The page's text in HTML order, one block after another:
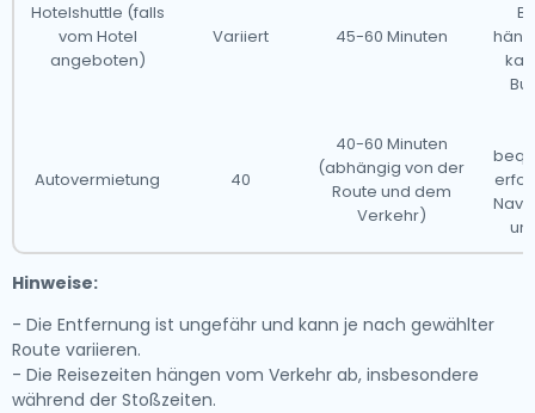
Hotelshuttle (falls
vom Hotel
angeboten)
Variiert 45-60 Minuten
Autovermietung 40
40-60 Minuten
(abhängig von der
Route und dem
Verkehr)
Hinweise:
- Die Entfernung ist ungefähr und kann je nach gewählter
Route variieren.
- Die Reisezeiten hängen vom Verkehr ab, insbesondere
während der Stoßzeiten.